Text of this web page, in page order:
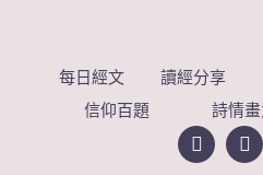
每日經文 讀經分享
信仰百題
詩情